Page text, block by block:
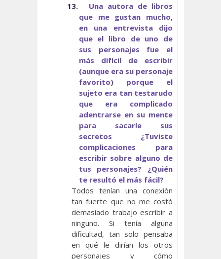
13.
Una autora de libros
que me gustan mucho,
en una entrevista dijo
que el libro de uno de
sus personajes fue el
más difícil de escribir
(aunque era su personaje
favorito) porque el
sujeto era tan testarudo
que era complicado
adentrarse en su mente
para sacarle sus
secretos ¿Tuviste
complicaciones para
escribir sobre alguno de
tus personajes? ¿Quién
te resultó el más fácil?
Todos tenían una conexión
tan fuerte que no me costó
demasiado trabajo escribir a
ninguno. Si tenía alguna
dificultad, tan solo pensaba
en qué le dirían los otros
personajes y cómo